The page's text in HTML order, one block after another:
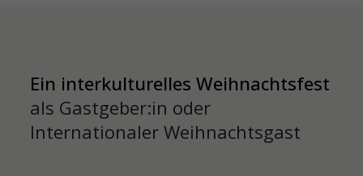
Ein interkulturelles Weihnachtsfest
als Gastgeber:in oder
Internationaler Weihnachtsgast